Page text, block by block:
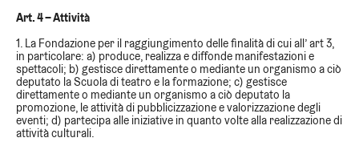
Art. 4 – Attività
1. La Fondazione per il raggiungimento delle finalità di cui all’ art 3,
in particolare: a) produce, realizza e diffonde manifestazioni e
spettacoli; b) gestisce direttamente o mediante un organismo a ciò
deputato la Scuola di teatro e la formazione; c) gestisce
direttamente o mediante un organismo a ciò deputato la
promozione, le attività di pubblicizzazione e valorizzazione degli
eventi; d) partecipa alle iniziative in quanto volte alla realizzazione di
attività culturali.